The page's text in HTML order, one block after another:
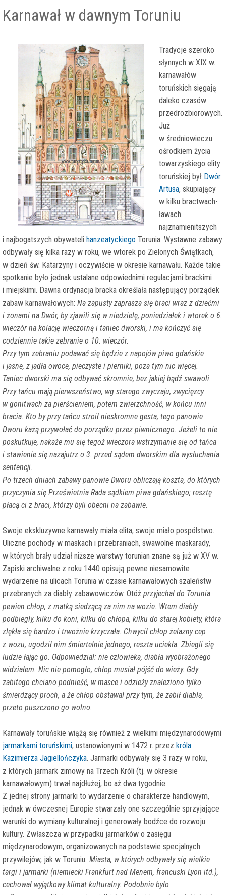
Karnawał w dawnym Toruniu
Tradycje szeroko
słynnych w XIX w.
karnawałów
toruńskich sięgają
daleko czasów
przedrozbiorowych.
Już
w średniowieczu
ośrodkiem życia
towarzyskiego elity
toruńskiej był Dwór
Artusa, skupiający
w kilku bractwach-
ławach
najznamienitszych
i najbogatszych obywateli hanzeatyckiego Torunia. Wystawne zabawy
odbywały się kilka razy w roku, we wtorek po Zielonych Świątkach,
w dzień św. Katarzyny i oczywiście w okresie karnawału. Każde takie
spotkanie było jednak ustalane odpowiednimi regulacjami brackimi
i miejskimi. Dawna ordynacja bracka określała następujący porządek
zabaw karnawałowych: Na zapusty zaprasza się braci wraz z dziećmi
i żonami na Dwór, by zjawili się w niedzielę, poniedziałek i wtorek o 6.
wieczór na kolację wieczorną i taniec dworski, i ma kończyć się
codziennie takie zebranie o 10. wieczór.
Przy tym zebraniu podawać się będzie z napojów piwo gdańskie
i jasne, z jadła owoce, pieczyste i pierniki, poza tym nic więcej.
Taniec dworski ma się odbywać skromnie, bez jakiej bądź swawoli.
Przy tańcu mają pierwszeństwo, wg starego zwyczaju, zwycięzcy
w gonitwach za pierścieniem, potem zwierzchność, w końcu inni
bracia. Kto by przy tańcu stroił nieskromne gesta, tego panowie
Dworu każą przywołać do porządku przez piwnicznego. Jeżeli to nie
poskutkuje, nakaże mu się tegoż wieczora wstrzymanie się od tańca
i stawienie się nazajutrz o 3. przed sądem dworskim dla wysłuchania
sentencji.
Po trzech dniach zabawy panowie Dworu obliczają koszta, do których
przyczynia się Prześwietnia Rada sądkiem piwa gdańskiego; resztę
płacą ci z braci, którzy byli obecni na zabawie.
Swoje ekskluzywne karnawały miała elita, swoje miało pospólstwo.
Uliczne pochody w maskach i przebraniach, swawolne maskarady,
w których brały udział niższe warstwy torunian znane są już w XV w.
Zapiski archiwalne z roku 1440 opisują pewne niesamowite
wydarzenie na ulicach Torunia w czasie karnawałowych szaleństw
przebranych za diabły zabawowiczów. Otóż przyjechał do Torunia
pewien chłop, z matką siedzącą za nim na wozie. Wtem diabły
podbiegły, kilku do koni, kilku do chłopa, kilku do starej kobiety, która
zlękła się bardzo i trwożnie krzyczała. Chwycił chłop żelazny cep
z wozu, ugodził nim śmiertelnie jednego, reszta uciekła. Zbiegli się
ludzie łając go. Odpowiedział: nie człowieka, diabła wyobrażonego
widziałem. Nic nie pomogło, chłop musiał pójść do wieży. Gdy
zabitego chciano podnieść, w masce i odzieży znaleziono tylko
śmierdzący proch, a że chłop obstawał przy tym, że zabił diabła,
przeto puszczono go wolno.
Karnawały toruńskie wiążą się również z wielkimi międzynarodowymi
jarmarkami toruńskimi, ustanowionymi w 1472 r. przez króla
Kazimierza Jagiellończyka. Jarmarki odbywały się 3 razy w roku,
z których jarmark zimowy na Trzech Króli (tj. w okresie
karnawałowym) trwał najdłużej, bo aż dwa tygodnie.
Z jednej strony jarmarki to wydarzenie o charakterze handlowym,
jednak w ówczesnej Europie stwarzały one szczególnie sprzyjające
warunki do wymiany kulturalnej i generowały bodźce do rozwoju
kultury. Zwłaszcza w przypadku jarmarków o zasięgu
międzynarodowym, organizowanych na podstawie specjalnych
przywilejów, jak w Toruniu. Miasta, w których odbywały się wielkie
targi i jarmarki (niemiecki Frankfurt nad Menem, francuski Lyon itd.),
cechował wyjątkowy klimat kulturalny. Podobnie było